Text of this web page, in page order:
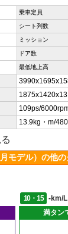
乗車定員
シート列数
ミッション
ドア数
最低地上高
109ps/
13.9kg・m/
モデル）の他
10・15
-km/L
満タン